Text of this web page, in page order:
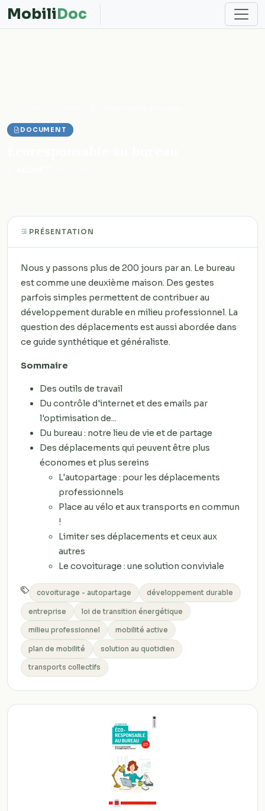
MobiliDoc
DOCUMENT
PRÉSENTATION
Nous y passons plus de 200 jours par an. Le bureau
est comme une deuxième maison. Des gestes
parfois simples permettent de contribuer au
développement durable en milieu professionnel. La
question des déplacements est aussi abordée dans
ce guide synthétique et généraliste.
Sommaire
Des outils de travail
Du contrôle d'internet et des emails par
l'optimisation de...
Du bureau : notre lieu de vie et de partage
Des déplacements qui peuvent être plus
économes et plus sereins
L'autopartage : pour les déplacements
professionnels
Place au vélo et aux transports en commun
!
Limiter ses déplacements et ceux aux
autres
Le covoiturage : une solution conviviale
covoiturage - autopartage développement durable
entreprise loi de transition énergétique
milieu professionnel mobilité active
plan de mobilité solution au quotidien
transports collectifs